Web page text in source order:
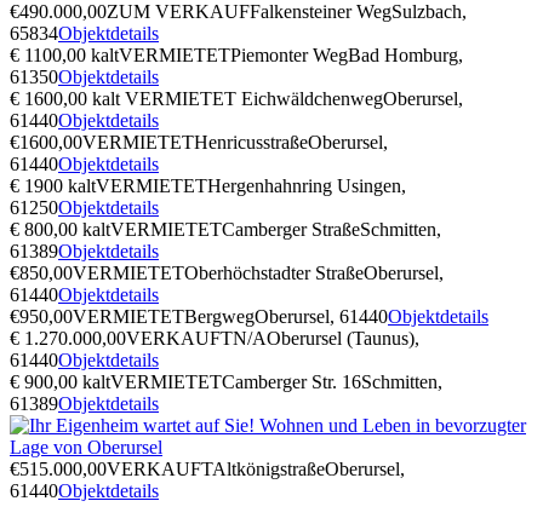
€490.000,00ZUM VERKAUFFalkensteiner WegSulzbach,
65834Objektdetails
€ 1100,00 kaltVERMIETETPiemonter WegBad Homburg,
61350Objektdetails
€ 1600,00 kalt VERMIETET EichwäldchenwegOberursel,
61440Objektdetails
€1600,00VERMIETETHenricusstraßeOberursel,
61440Objektdetails
€ 1900 kaltVERMIETETHergenhahnring Usingen,
61250Objektdetails
€ 800,00 kaltVERMIETETCamberger StraßeSchmitten,
61389Objektdetails
€850,00VERMIETETOberhöchstadter StraßeOberursel,
61440Objektdetails
€950,00VERMIETETBergwegOberursel, 61440Objektdetails
€ 1.270.000,00VERKAUFTN/AOberursel (Taunus),
61440Objektdetails
€ 900,00 kaltVERMIETETCamberger Str. 16Schmitten,
61389Objektdetails
€515.000,00VERKAUFTAltkönigstraßeOberursel,
61440Objektdetails